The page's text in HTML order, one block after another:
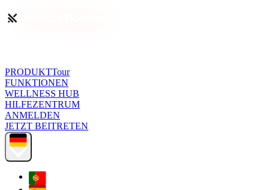
PRODUKTTour
FUNKTIONEN
WELLNESS HUB
HILFEZENTRUM
ANMELDEN
JETZT BEITRETEN